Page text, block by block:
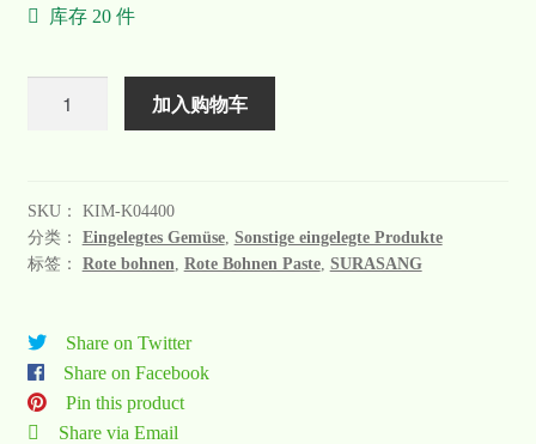
库存 20 件
加入购物车
SKU： KIM-K04400
分类： Eingelegtes Gemüse, Sonstige eingelegte Produkte
标签： Rote bohnen Rote Bohnen Paste, SURASANG
Share on Twitter
Share on Facebook
Pin this product
Share via Email